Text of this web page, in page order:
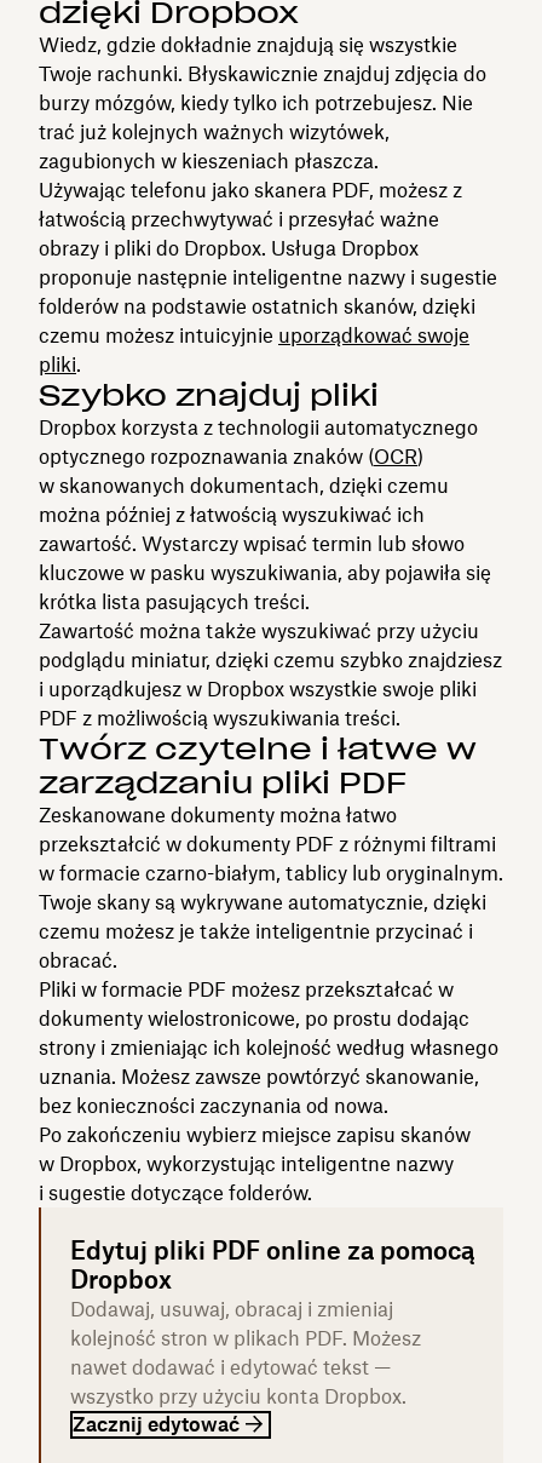
dzięki Dropbox
Wiedz, gdzie dokładnie znajdują się wszystkie
Twoje rachunki. Błyskawicznie znajduj zdjęcia do
burzy mózgów, kiedy tylko ich potrzebujesz. Nie
trać już kolejnych ważnych wizytówek,
zagubionych w kieszeniach płaszcza.
Używając telefonu jako skanera PDF, możesz z
łatwością przechwytywać i przesyłać ważne
obrazy i pliki do Dropbox. Usługa Dropbox
proponuje następnie inteligentne nazwy i sugestie
folderów na podstawie ostatnich skanów, dzięki
czemu możesz intuicyjnie uporządkować swoje
pliki.
Szybko znajduj pliki
Dropbox korzysta z technologii automatycznego
optycznego rozpoznawania znaków (OCR)
w skanowanych dokumentach, dzięki czemu
można później z łatwością wyszukiwać ich
zawartość. Wystarczy wpisać termin lub słowo
kluczowe w pasku wyszukiwania, aby pojawiła się
krótka lista pasujących treści.
Zawartość można także wyszukiwać przy użyciu
podglądu miniatur, dzięki czemu szybko znajdziesz
i uporządkujesz w Dropbox wszystkie swoje pliki
PDF z możliwością wyszukiwania treści.
Twórz czytelne i łatwe w
zarządzaniu pliki PDF
Zeskanowane dokumenty można łatwo
przekształcić w dokumenty PDF z różnymi filtrami
w formacie czarno-białym, tablicy lub oryginalnym.
Twoje skany są wykrywane automatycznie, dzięki
czemu możesz je także inteligentnie przycinać i
obracać.
Pliki w formacie PDF możesz przekształcać w
dokumenty wielostronicowe, po prostu dodając
strony i zmieniając ich kolejność według własnego
uznania. Możesz zawsze powtórzyć skanowanie,
bez konieczności zaczynania od nowa.
Po zakończeniu wybierz miejsce zapisu skanów
w Dropbox, wykorzystując inteligentne nazwy
i sugestie dotyczące folderów.
Edytuj pliki PDF online za pomocą
Dropbox
Dodawaj, usuwaj, obracaj i zmieniaj
kolejność stron w plikach PDF. Możesz
nawet dodawać i edytować tekst —
wszystko przy użyciu konta Dropbox.
Zacznij edytować